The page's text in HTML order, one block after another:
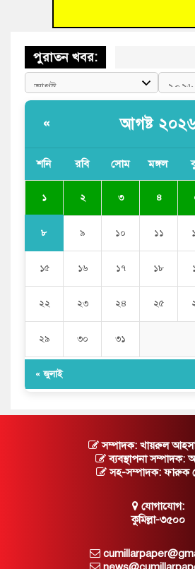
পুরাতন খবর:
« আগষ্ট
শনি রবি সোম মঙ্গল
১ ২ ৩ ৪
৮ ৯ ১০ ১১
১৫ ১৬ ১৭ ১৮
২২ ২৩ ২৪ ২৫
২৯ ৩০ ৩১
« জুলাই
সম্পাদক: খায়রুল
ব্যবস্থাপনা সম্পাদক:
সহ-সম্পাদক: ফারুক
যোগাযোগ:
কুমিল্লা-৩৫০০